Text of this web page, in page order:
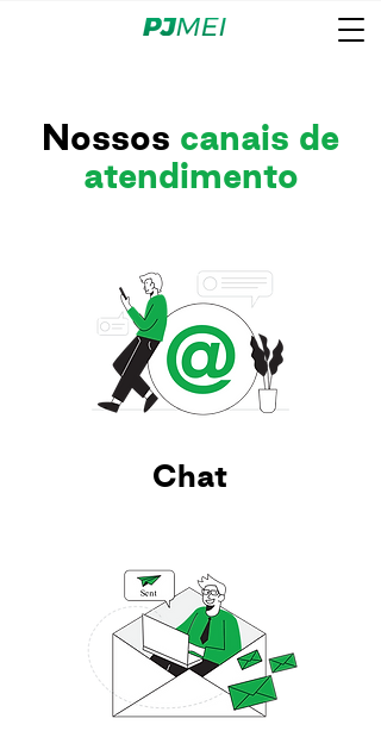
Nossos canais de
atendimento
Chat